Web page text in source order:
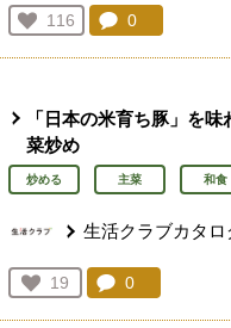
お気に入り登録：
116
人が登録
コメント：
0
「日本の米育ち豚」を
菜炒め
炒める 主菜 和食
生活クラブカタロ
お気に入り登録：
19
人が登録
コメント：
0